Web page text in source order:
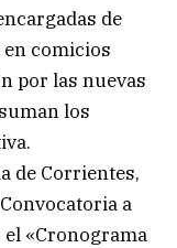
de
comicios
por las nuevas
los
de Corrientes,
a
el «Cronograma